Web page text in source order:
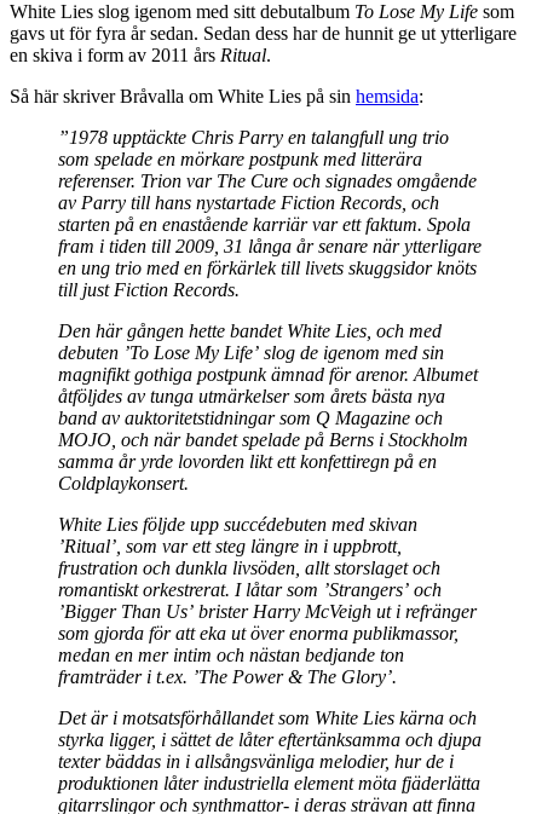
White Lies slog igenom med sitt debutalbum To Lose My Life som
gavs ut för fyra år sedan. Sedan dess har de hunnit ge ut ytterligare
en skiva i form av 2011 års Ritual.
Så här skriver Bråvalla om White Lies på sin hemsida:
”1978 upptäckte Chris Parry en talangfull ung trio
som spelade en mörkare postpunk med litterära
referenser. Trion var The Cure och signades omgående
av Parry till hans nystartade Fiction Records, och
starten på en enastående karriär var ett faktum. Spola
fram i tiden till 2009, 31 långa år senare när ytterligare
en ung trio med en förkärlek till livets skuggsidor knöts
till just Fiction Records.
Den här gången hette bandet White Lies, och med
debuten ’To Lose My Life’ slog de igenom med sin
magnifikt gothiga postpunk ämnad för arenor. Albumet
åtföljdes av tunga utmärkelser som årets bästa nya
band av auktoritetstidningar som Q Magazine och
MOJO, och när bandet spelade på Berns i Stockholm
samma år yrde lovorden likt ett konfettiregn på en
Coldplaykonsert.
White Lies följde upp succédebuten med skivan
’Ritual’, som var ett steg längre in i uppbrott,
frustration och dunkla livsöden, allt storslaget och
romantiskt orkestrerat. I låtar som ’Strangers’ och
’Bigger Than Us’ brister Harry McVeigh ut i refränger
som gjorda för att eka ut över enorma publikmassor,
medan en mer intim och nästan bedjande ton
framträder i t.ex. ’The Power & The Glory’.
Det är i motsatsförhållandet som White Lies kärna och
styrka ligger, i sättet de låter eftertänksamma och djupa
texter bäddas in i allsångsvänliga melodier, hur de i
produktionen låter industriella element möta fjäderlätta
gitarrslingor och synthmattor- i deras strävan att finna